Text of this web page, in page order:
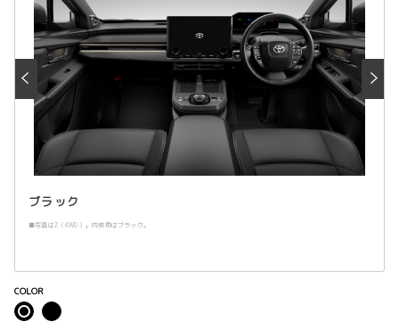
ブラック
■写真はZ（4WD）。内装色はブラック。
COLOR